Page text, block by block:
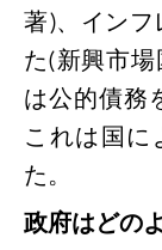
著)、イン
た(新興市
は公的債務
これは国
た。
政府はどの